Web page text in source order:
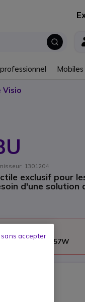
Visio
1301204
exclusif pour
d'une solution
par Yealink - T57W
sans accepter